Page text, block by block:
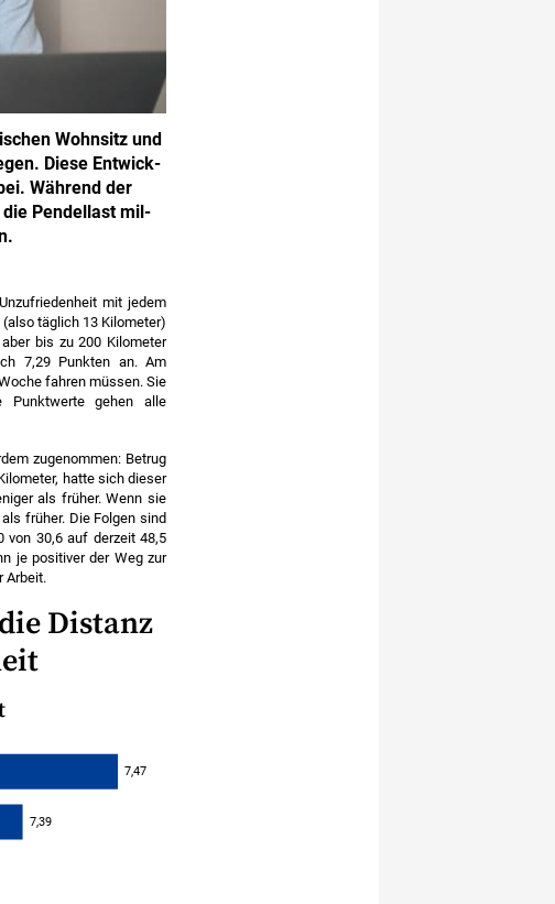
Wohnsitz und
Diese Entwick-
Während der
Pendellast mil-
mit jedem
täglich 13 Kilometer)
bis zu 200 Kilometer
7,29 Punkten an. Am
fahren müssen. Sie
Punktwerte gehen alle
zugenommen: Betrug
hatte sich dieser
als früher. Wenn sie
früher. Die Folgen sind
von 30,6 auf derzeit 48,5
je positiver der Weg zur
Arbeit.
Distanz